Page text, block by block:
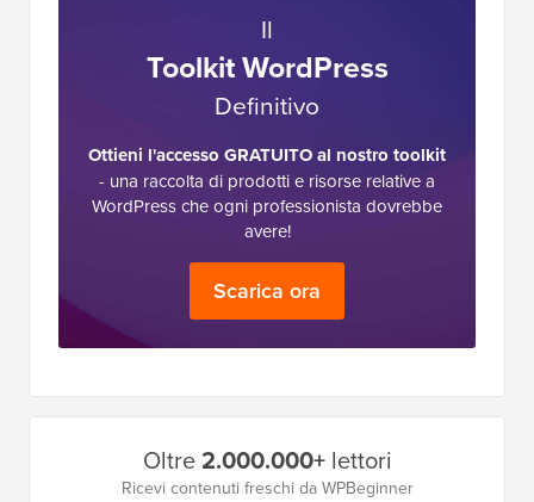
Il
Toolkit WordPress
Definitivo
Ottieni l'accesso GRATUITO al nostro toolkit
- una raccolta di prodotti e risorse relative a
WordPress che ogni professionista dovrebbe
avere!
Scarica ora
Oltre2.000.000+lettori
Ricevi contenuti freschi da WPBeginner